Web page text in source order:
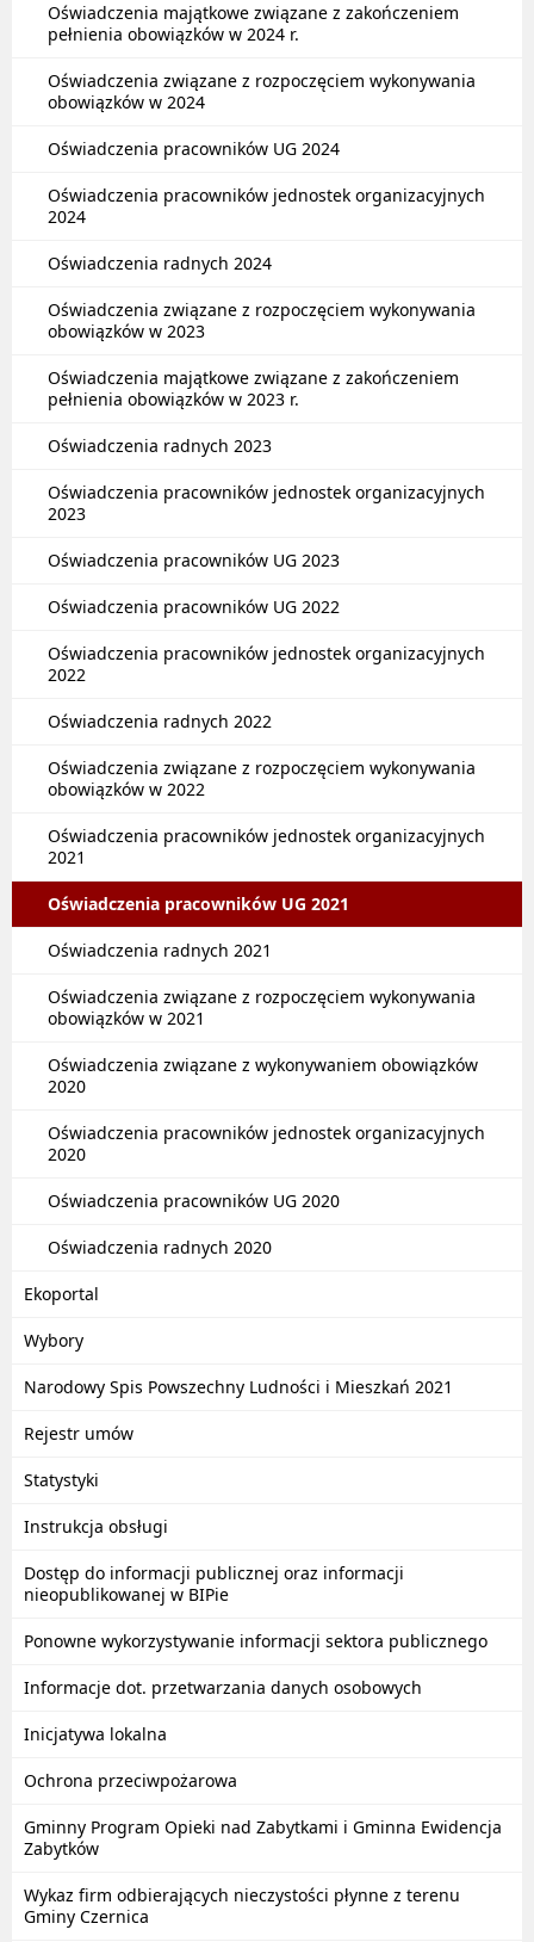
Oświadczenia majątkowe związane z zakończeniem
pełnienia obowiązków w 2024 r.
Oświadczenia związane z rozpoczęciem wykonywania
obowiązków w 2024
Oświadczenia pracowników UG 2024
Oświadczenia pracowników jednostek organizacyjnych
2024
Oświadczenia radnych 2024
Oświadczenia związane z rozpoczęciem wykonywania
obowiązków w 2023
Oświadczenia majątkowe związane z zakończeniem
pełnienia obowiązków w 2023 r.
Oświadczenia radnych 2023
Oświadczenia pracowników jednostek organizacyjnych
2023
Oświadczenia pracowników UG 2023
Oświadczenia pracowników UG 2022
Oświadczenia pracowników jednostek organizacyjnych
2022
Oświadczenia radnych 2022
Oświadczenia związane z rozpoczęciem wykonywania
obowiązków w 2022
Oświadczenia pracowników jednostek organizacyjnych
2021
Oświadczenia pracowników UG 2021
Oświadczenia radnych 2021
Oświadczenia związane z rozpoczęciem wykonywania
obowiązków w 2021
Oświadczenia związane z wykonywaniem obowiązków
2020
Oświadczenia pracowników jednostek organizacyjnych
2020
Oświadczenia pracowników UG 2020
Oświadczenia radnych 2020
Ekoportal
Wybory
Narodowy Spis Powszechny Ludności i Mieszkań 2021
Rejestr umów
Statystyki
Instrukcja obsługi
Dostęp do informacji publicznej oraz informacji
nieopublikowanej w BIPie
Ponowne wykorzystywanie informacji sektora publicznego
Informacje dot. przetwarzania danych osobowych
Inicjatywa lokalna
Ochrona przeciwpożarowa
Gminny Program Opieki nad Zabytkami i Gminna Ewidencja
Zabytków
Wykaz firm odbierających nieczystości płynne z terenu
Gminy Czernica